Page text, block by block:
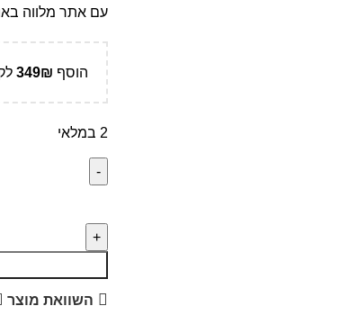
עם אתר מלווה
הוסף 349₪
2 במלאי
השוואת מוצר